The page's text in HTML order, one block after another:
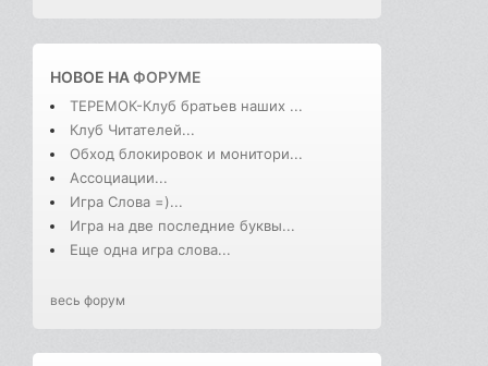
НОВОЕ НАФОРУМЕ
ТЕРЕМОК-Клуб братьев наших ...
Клуб Читателей...
Обход блокировок и монитори...
Ассоциации...
Игра Слова =)...
Игра на две последние буквы...
Еще одна игра слова...
весь форум